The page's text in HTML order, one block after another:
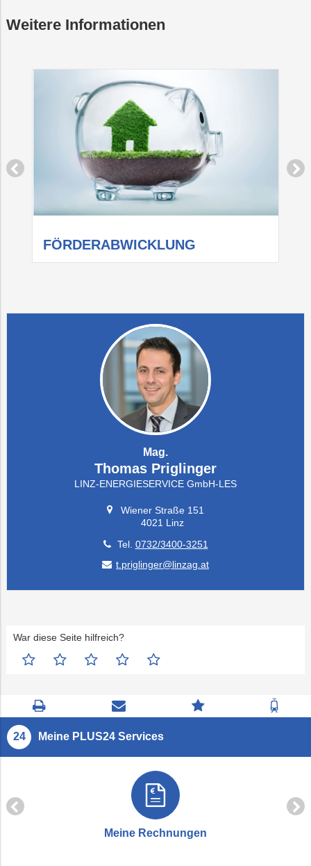
Weitere Informationen
FÖRDERABWICKLUNG
Mag.
Thomas Priglinger
LINZ-ENERGIESERVICE GmbH-LES
Wiener Straße 151
4021 Linz
Tel. 0732/3400-3251
t.priglinger@linzag.at
War diese Seite hilfreich?
Seite
drucken
Kontaktseite
öffnen
Zum
Feedback
Zur
Meine PLUS24 Services
Meine Rechnungen